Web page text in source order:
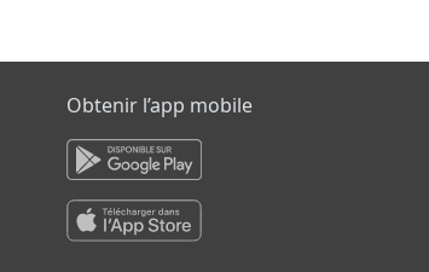
Obtenir l’app mobile